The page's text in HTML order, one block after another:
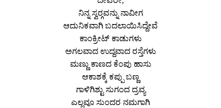
ನಿನ್ನ ಸ್ವರ‍್ಗವನ್ನು ನಾವೀಗ
ಆದುನಿಕವಾಗಿ ಬದಲಾಯಿಸಿದ್ದೇವೆ
ಕಾಂಕ್ರೀಟ್ ಕಾಡುಗಳು
ಅಗಲವಾದ ಉದ್ದವಾದ ರಸ್ತೆಗಳು
ಮಣ್ಣು ಕಾಣದ ಕೆಂಪು ಹಾಸು
ಆಕಾಶಕ್ಕೆ ಕಪ್ಪು ಬಣ್ಣ
ಗಾಳಿಗಿಶ್ಟು ಸುಗಂದ ದ್ರವ್ಯ
ಎಲ್ಲವೂ ಸುಂದರ ನಮಗಾಗಿ